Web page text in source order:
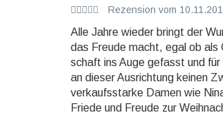
Rezension vom
Alle Jahre wieder bringt der
das Freude macht, egal ob als
schaft ins Auge ge­fasst und
an dieser Ausrichtung keinen
verkaufsstarke Damen wie
Friede und Freude zur